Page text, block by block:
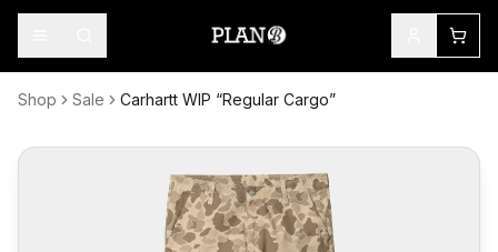
Shop Sale Carhartt WIP “Regular Cargo”